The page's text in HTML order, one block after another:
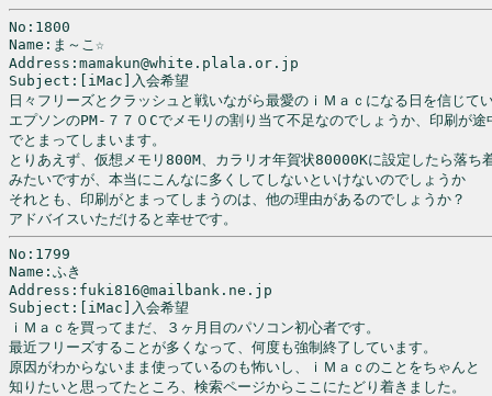
No:1800
Name:ま～こ☆
Address:mamakun@white.plala.or.jp
Subject:[iMac]入会希望
日々フリーズとクラッシュと戦いながら最愛のｉＭａｃになる日を信じて
エプソンのPM-７７０Cでメモリの割り当て不足なのでしょうか、印刷が途
でとまってしまいます。
とりあえず、仮想メモリ800M、カラリオ年賀状80000Kに設定したら落ち
みたいですが、本当にこんなに多くしてしないといけないのでしょうか
それとも、印刷がとまってしまうのは、他の理由があるのでしょうか？
No:1799
Name:ふき
Address:fuki816@mailbank.ne.jp
Subject:[iMac]入会希望
ｉＭａｃを買ってまだ、３ヶ月目のパソコン初心者です。
最近フリーズすることが多くなって、何度も強制終了しています。
原因がわからないまま使っているのも怖いし、ｉＭａｃのことをちゃんと
知りたいと思ってたところ、検索ページからここにたどり着きました。